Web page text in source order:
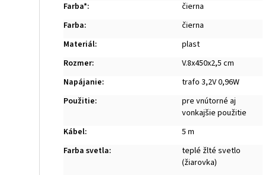
Farba*:
čierna
Farba:
čierna
Materiál:
plast
Rozmer:
V.8x450x2,5 cm
Napájanie:
trafo 3,2V 0,96W
Použitie:
pre vnútorné aj
vonkajšie použitie
Kábel:
5 m
Farba svetla:
teplé žlté svetlo
(žiarovka)